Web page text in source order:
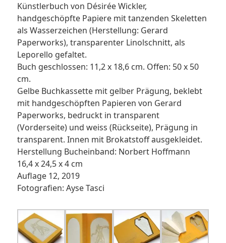
Künstlerbuch von Désirée Wickler,
handgeschöpfte Papiere mit tanzenden Skeletten
als Wasserzeichen (Herstellung: Gerard
Paperworks), transparenter Linolschnitt, als
Leporello gefaltet.
Buch geschlossen: 11,2 x 18,6 cm. Offen: 50 x 50
cm.
Gelbe Buchkassette mit gelber Prägung, beklebt
mit handgeschöpften Papieren von Gerard
Paperworks, bedruckt in transparent
(Vorderseite) und weiss (Rückseite), Prägung in
transparent. Innen mit Brokatstoff ausgekleidet.
Herstellung Bucheinband: Norbert Hoffmann
16,4 x 24,5 x 4 cm
Auflage 12, 2019
Fotografien: Ayse Tasci